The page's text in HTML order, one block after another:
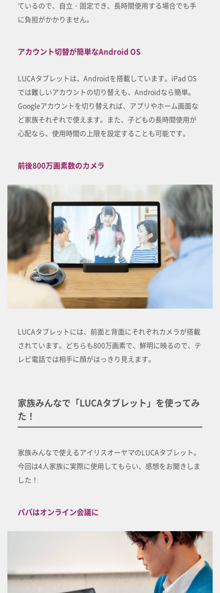
ているので、自立・固定でき、長時間使用する場合でも手
に負担がかかりません。
アカウント切替が簡単なAndroid OS
LUCAタブレットは、Androidを搭載しています。iPad OS
では難しいアカウントの切り替えも、Androidなら簡単。
Googleアカウントを切り替えれば、アプリやホーム画面な
ど家族それぞれで使えます。また、子どもの長時間使用が
心配なら、使用時間の上限を設定することも可能です。
前後800万画素数のカメラ
LUCAタブレットには、前面と背面にそれぞれカメラが搭載
されています。どちらも800万画素で、鮮明に映るので、テ
レビ電話では相手に顔がはっきり見えます。
家族みんなで「LUCAタブレット」を使ってみ
た！
家族みんなで使えるアイリスオーヤマのLUCAタブレット。
今回は4人家族に実際に使用してもらい、感想をお聞きしま
した！
パパはオンライン会議に